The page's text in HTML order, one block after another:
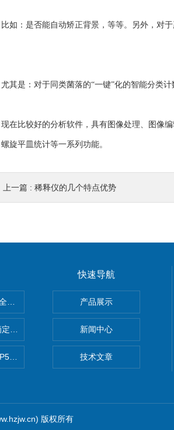
：是否能自动矫正背景，等等。另外，对于
是：对于同类菌落的“一键”化的智能分类计
比较好的分析软件，具有图像处理、图像编
旋平皿统计等一系列功能。
上一篇 : 稀释仪的几个特点优势
自动杜马斯定氮仪
仪自动样品处理器
VAP500全自动凯氏定氮仪
快速导航
产品展示
新闻中心
技术文章
版权所有